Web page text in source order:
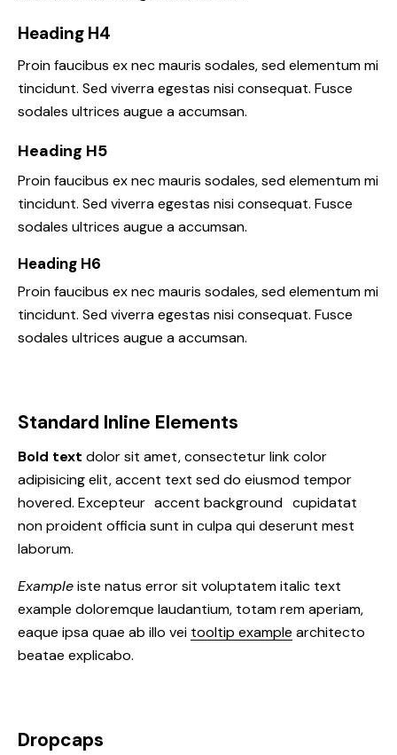
Heading H4
Proin faucibus ex nec mauris sodales, sed elementum mi
tincidunt. Sed viverra egestas nisi consequat. Fusce
sodales ultrices augue a accumsan.
Heading H5
Proin faucibus ex nec mauris sodales, sed elementum mi
tincidunt. Sed viverra egestas nisi consequat. Fusce
sodales ultrices augue a accumsan.
Heading H6
Proin faucibus ex nec mauris sodales, sed elementum mi
tincidunt. Sed viverra egestas nisi consequat. Fusce
sodales ultrices augue a accumsan.
Standard Inline Elements
Bold text dolor sit amet, consecteturlink color
adipisicing elit, accent text sed do eiusmod tempor
hovered. Excepteur accent background cupidatat
non proident officia sunt in culpa qui deserunt mest
laborum.
Exampleiste natus error sit voluptatem italic text
example doloremque laudantium, totam rem aperiam,
eaque ipsa quae ab illo vei tooltip example architecto
beatae explicabo.
Dropcaps